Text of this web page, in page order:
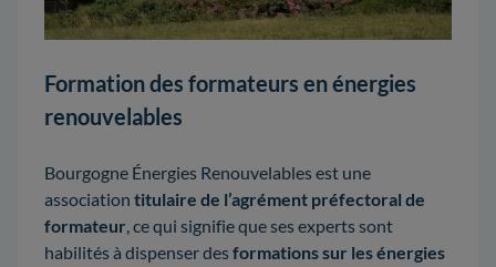
Formation des formateurs en énergies
renouvelables
Bourgogne Énergies Renouvelables est une
association titulaire de l’agrément préfectoral de
formateur, ce qui signifie que ses experts sont
habilités à dispenser desformations sur les énergies